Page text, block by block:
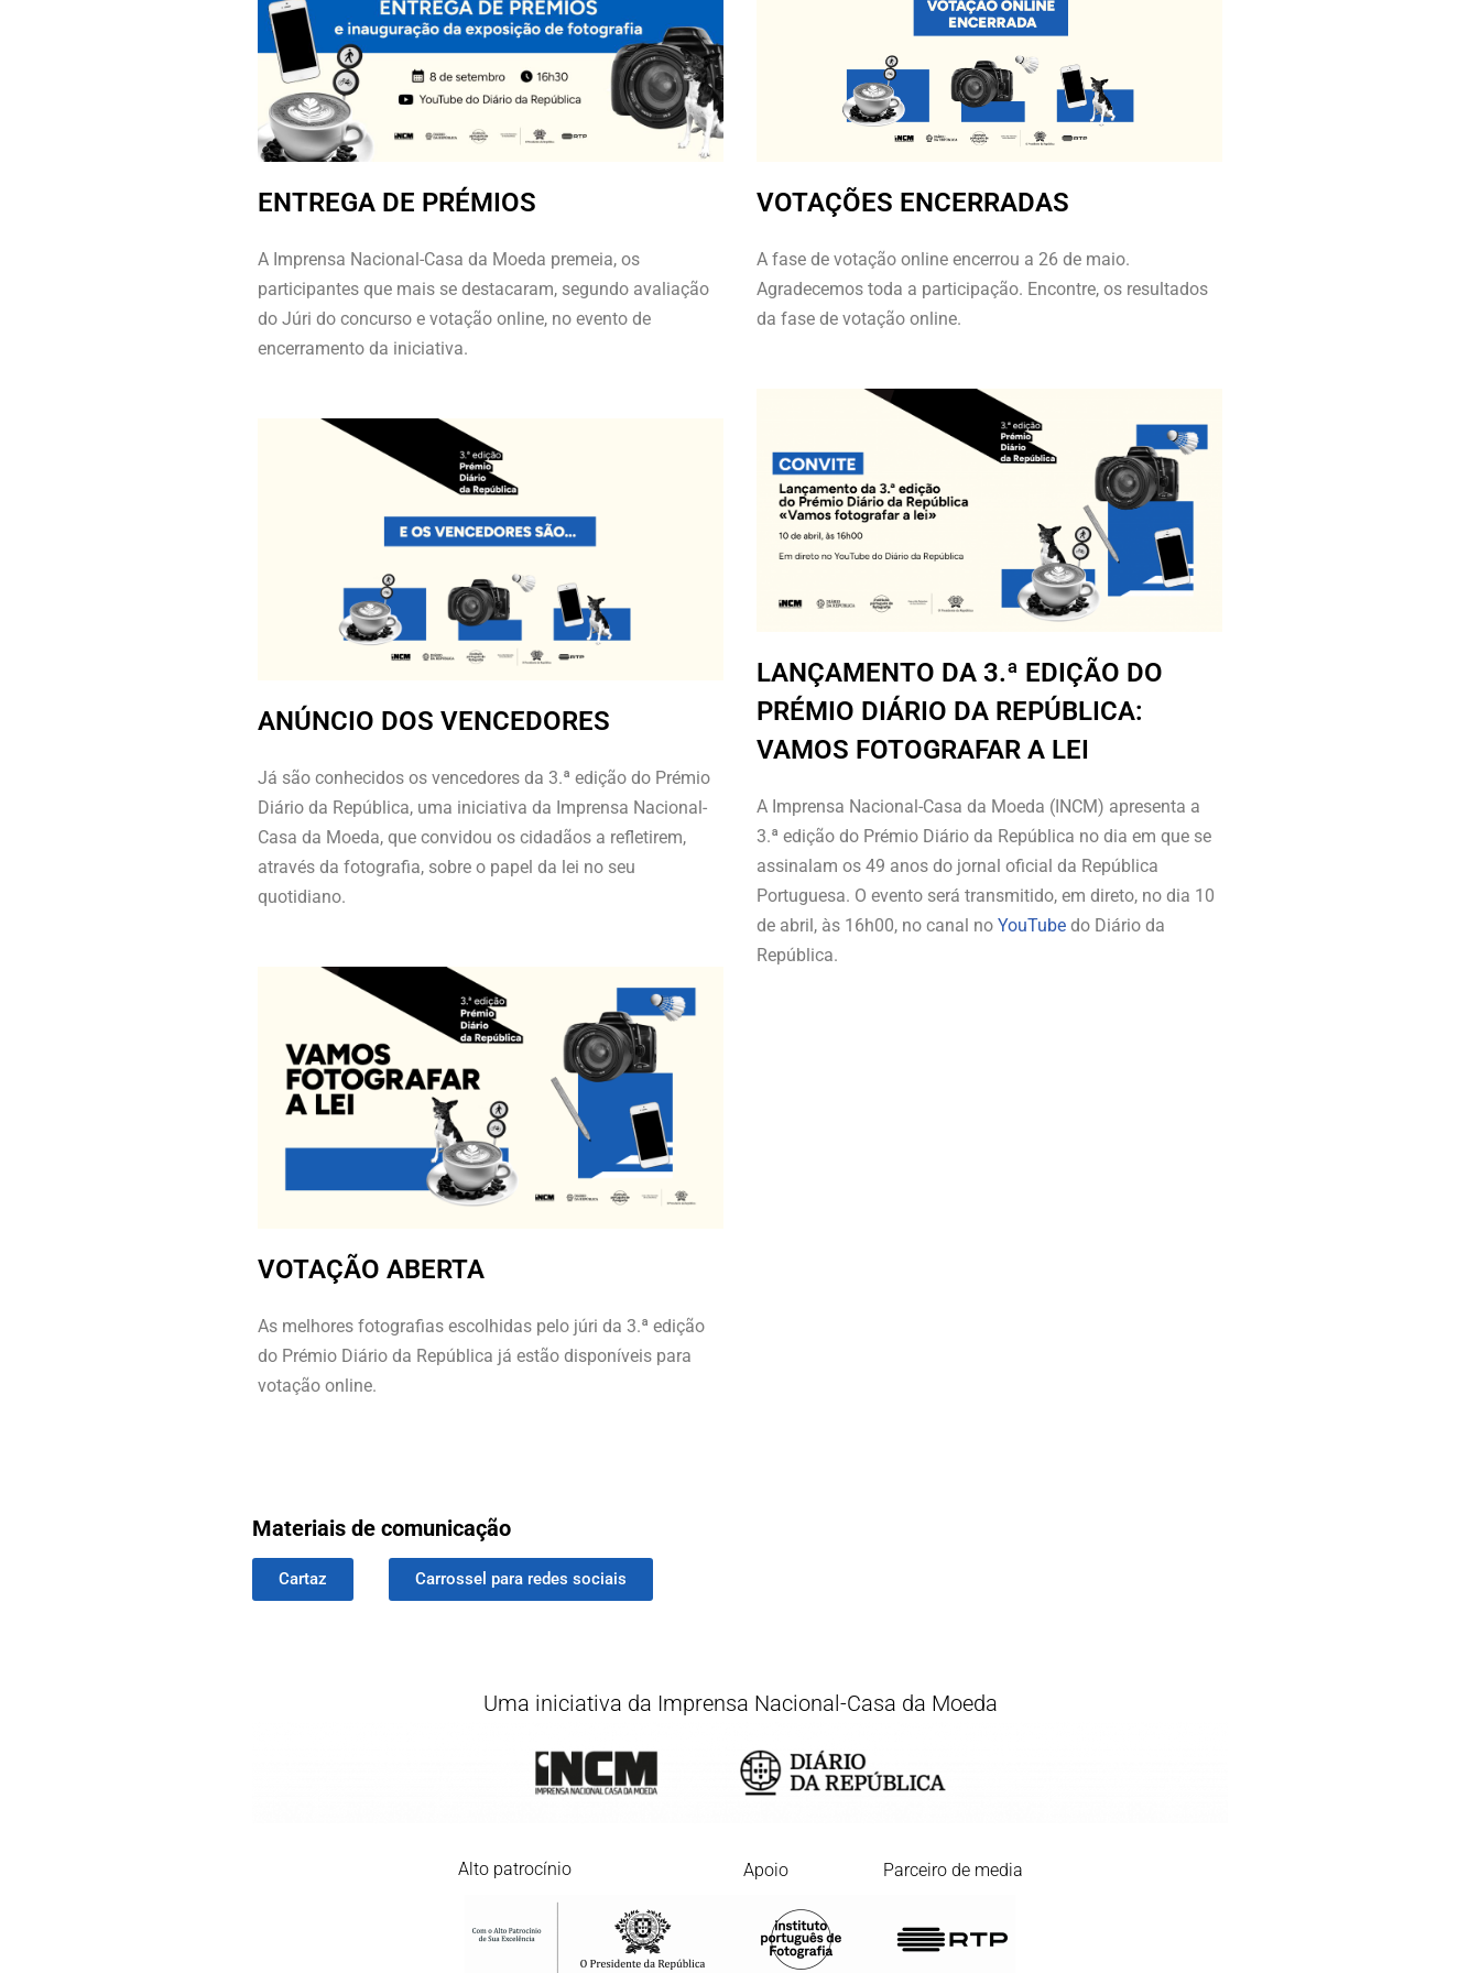
ENTREGA DE PRÉMIOS
A Imprensa Nacional-Casa da Moeda premeia, os
participantes que mais se destacaram, segundo avaliação
do Júri do concurso e votação online, no evento de
encerramento da iniciativa.
ANÚNCIO DOS VENCEDORES
Já são conhecidos os vencedores da 3.ª edição do Prémio
Diário da República, uma iniciativa da Imprensa Nacional-
Casa da Moeda, que convidou os cidadãos a refletirem,
através da fotografia, sobre o papel da lei no seu
quotidiano.
VOTAÇÃO ABERTA
As melhores fotografias escolhidas pelo júri da 3.ª edição
do Prémio Diário da República já estão disponíveis para
votação online.
VOTAÇÕES ENCERRADAS
A fase de votação online encerrou a 26 de maio.
Agradecemos toda a participação. Encontre, os resultados
da fase de votação online.
LANÇAMENTO DA 3.ª EDIÇÃO DO
PRÉMIO DIÁRIO DA REPÚBLICA:
VAMOS FOTOGRAFAR A LEI
A Imprensa Nacional-Casa da Moeda (INCM) apresenta a
3.ª edição do Prémio Diário da República no dia em que se
assinalam os 49 anos do jornal oficial da República
Portuguesa. O evento será transmitido, em direto, no dia 10
de abril, às 16h00, no canal no YouTube do Diário da
República.
Materiais de comunicação
Cartaz Carrossel para redes sociais
Uma iniciativa da Imprensa Nacional-Casa da Moeda
Alto patrocínio Apoio Parceiro de media